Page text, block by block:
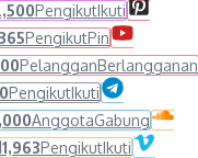
PengikutIkuti
PengikutPin
PelangganBerlangganan
PengikutIkuti
AnggotaGabung
1,963PengikutIkuti